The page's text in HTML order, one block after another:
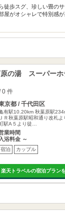
徒歩スグ、珍しい畳の
屋がオシャレで特別感
の湯 スーパーホ
件
京都 / 千代田区
有駅10.20km 秋葉原駅
ＪＲ秋葉原駅昭和通り改札
駅A５より徒…
業時間
入浴料金 ～
宿泊 カップル
楽天トラベルの宿泊プラン